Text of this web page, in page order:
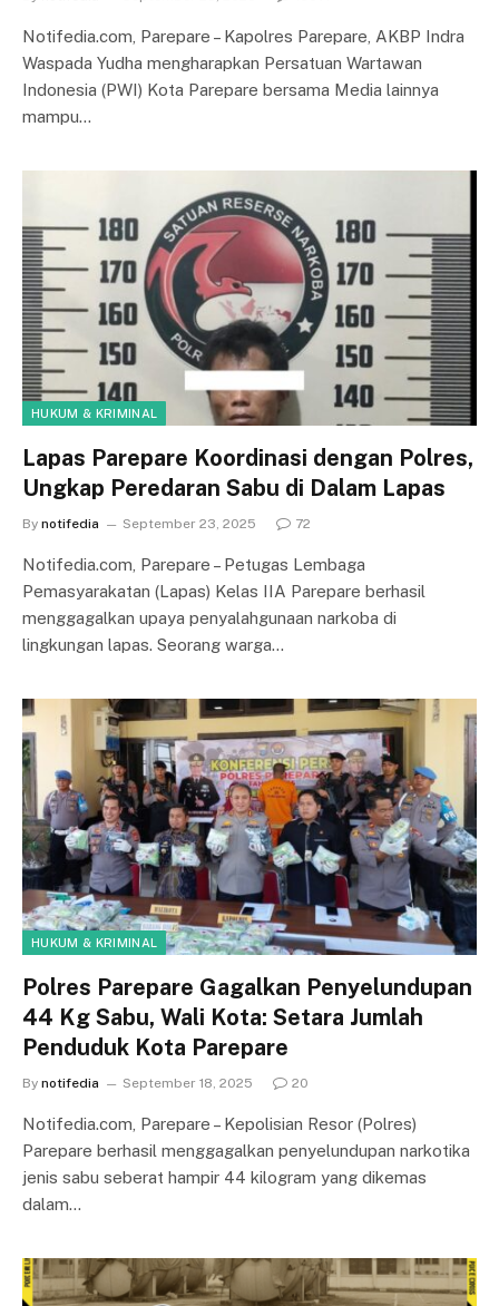
Notifedia.com, Parepare – Kapolres Parepare, AKBP Indra
Waspada Yudha mengharapkan Persatuan Wartawan
Indonesia (PWI) Kota Parepare bersama Media lainnya
mampu…
HUKUM & KRIMINAL
Lapas Parepare Koordinasi dengan Polres,
Ungkap Peredaran Sabu di Dalam Lapas
By notifedia September 23, 2025 72
Notifedia.com, Parepare – Petugas Lembaga
Pemasyarakatan (Lapas) Kelas IIA Parepare berhasil
menggagalkan upaya penyalahgunaan narkoba di
lingkungan lapas. Seorang warga…
HUKUM & KRIMINAL
Polres Parepare Gagalkan Penyelundupan
44 Kg Sabu, Wali Kota: Setara Jumlah
Penduduk Kota Parepare
By notifedia September 18, 2025 20
Notifedia.com, Parepare – Kepolisian Resor (Polres)
Parepare berhasil menggagalkan penyelundupan narkotika
jenis sabu seberat hampir 44 kilogram yang dikemas
dalam…